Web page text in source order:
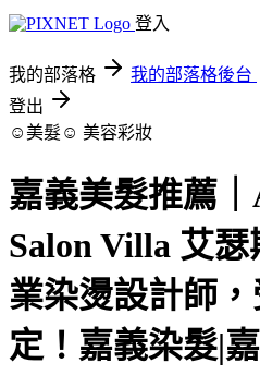
登入
我的部落格 我的部落格後台
登出
☺美髮☺ 美容彩妝
嘉義美髮推薦
Salon Villa 艾
業染燙設計師
定！嘉義染髮|